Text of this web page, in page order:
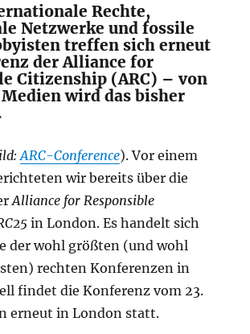
Rechte,
Netzwerke und fossile
treffen sich erneut
der Alliance for
Citizenship (ARC) – von
wird das bisher
ARC-Conference). Vor einem
wir bereits über die
Alliance for Responsible
in London. Es handelt sich
der wohl größten (und wohl
rechten Konferenzen in
findet die Konferenz vom 23.
erneut in London statt.